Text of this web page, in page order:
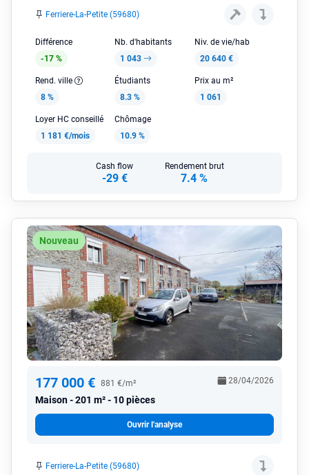
Ferriere-La-Petite (59680)
Différence
-17 %
Nb. d'habitants
1 043
Niv. de vie/hab
20 640 €
Rend. ville
8 %
Étudiants
8.3 %
Prix au m²
1 061
Loyer HC conseillé
1 181 €/mois
Chômage
10.9 %
Cash flow
-29 €
Rendement brut
7.4 %
Nouveau
177 000 € 881 €/m²
Maison 201 m² - 10 pièces
28/04/2026
Ouvrir l'analyse
Ferriere-La-Petite (59680)